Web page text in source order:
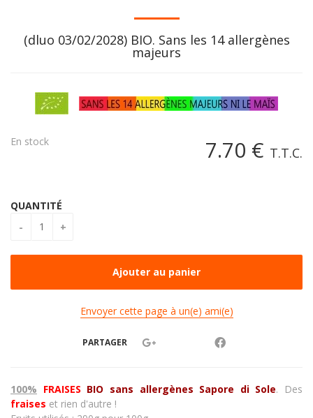
(dluo 03/02/2028) BIO. Sans les 14 allergènes
majeurs
7.70 € T.T.C.
En stock
QUANTITÉ
Envoyer cette page à un(e) ami(e)
PARTAGER
100% FRAISES BIO sans allergènes Sapore di Sole. Des
fraises et rien d'autre !